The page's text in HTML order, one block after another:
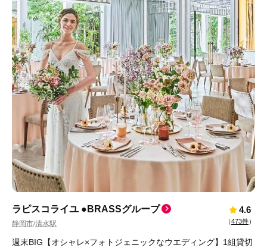
ラピスコライユ ●BRASSグループ
静岡市/清水駅
4.6
（473件）
週末BIG【オシャレ×フォトジェニックなウエディング】1組貸切